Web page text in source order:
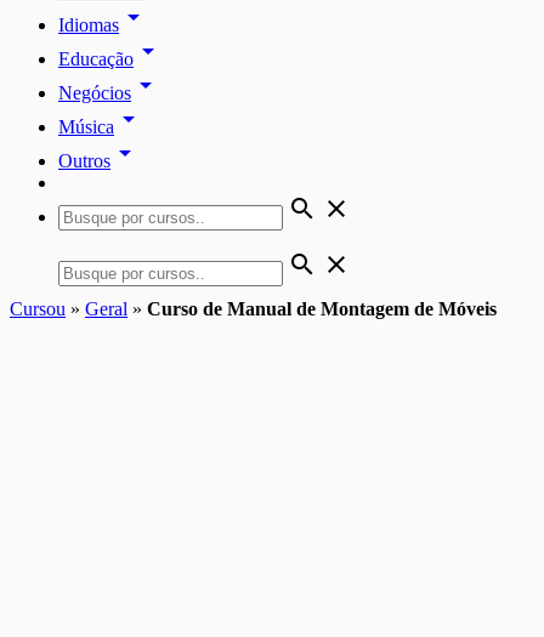
Idiomas arrow_drop_down
Educação arrow_drop_down
Negócios arrow_drop_down
Música arrow_drop_down
Outros arrow_drop_down
search close
search close
Cursou » Geral » Curso de Manual de Montagem de Móveis